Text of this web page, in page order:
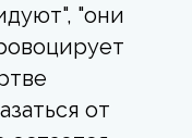
"они
от